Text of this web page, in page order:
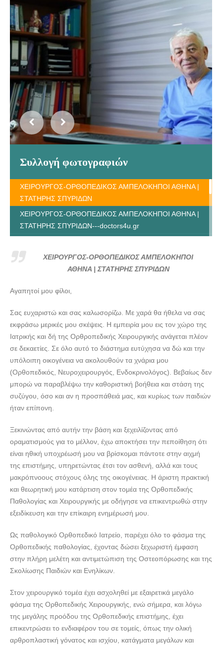
Συλλογή φωτογραφιών
ΧΕΙΡΟΥΡΓΟΣ-ΟΡΘΟΠΕΔΙΚΟΣ ΑΜΠΕΛΟΚΗΠΟΙ ΑΘΗΝΑ |
ΣΤΑΤΗΡΗΣ ΣΠΥΡΙΔΩΝ
ΧΕΙΡΟΥΡΓΟΣ-ΟΡΘΟΠΕΔΙΚΟΣ ΑΜΠΕΛΟΚΗΠΟΙ ΑΘΗΝΑ |
ΣΤΑΤΗΡΗΣ ΣΠΥΡΙΔΩΝ---doctors4u.gr
ΣΤΑΤΗΡΗΣ ΣΠΥΡΙΔΩΝ---doctors4u.gr
ΧΕΙΡΟΥΡΓΟΣ-ΟΡΘΟΠΕΔΙΚΟΣ ΑΜΠΕΛΟΚΗΠΟΙ ΑΘΗΝΑ |
ΧΕΙΡΟΥΡΓΟΣ-ΟΡΘΟΠΕΔΙΚΟΣ ΑΜΠΕΛΟΚΗΠΟΙ ΑΘΗΝΑ |
ΧΕΙΡΟΥΡΓΟΣ-ΟΡΘΟΠΕΔΙΚΟΣ ΑΜΠΕΛΟΚΗΠΟΙ ΑΘΗΝΑ |
ΣΤΑΤΗΡΗΣ ΣΠΥΡΙΔΩΝ---doctors4u.gr
ΧΕΙΡΟΥΡΓΟΣ-ΟΡΘΟΠΕΔΙΚΟΣ ΑΜΠΕΛΟΚΗΠΟΙ ΑΘΗΝΑ |
ΣΤΑΤΗΡΗΣ ΣΠΥΡΙΔΩΝ---doctors4u.gr
ΧΕΙΡΟΥΡΓΟΣ-ΟΡΘΟΠΕΔΙΚΟΣ ΑΜΠΕΛΟΚΗΠΟΙ ΑΘΗΝΑ |
ΣΤΑΤΗΡΗΣ ΣΠΥΡΙΔΩΝ---doctors4u.gr
ΧΕΙΡΟΥΡΓΟΣ-ΟΡΘΟΠΕΔΙΚΟΣ ΑΜΠΕΛΟΚΗΠΟΙ
ΑΘΗΝΑ | ΣΤΑΤΗΡΗΣ ΣΠΥΡΙΔΩΝ
Αγαπητοί μου φίλοι,
Σας ευχαριστώ και σας καλωσορίζω. Με χαρά θα ήθελα να σας
εκφράσω μερικές μου σκέψεις. Η εμπειρία μου εις τον χώρο της
Ιατρικής και δή της Ορθροπεδικής Χειρουργικής ανάγεται πλέον
σε δεκαετίες. Σε όλο αυτό το διάστημα ευτύχησα να δώ και την
υπόλοιπη οικογένεια να ακολουθούν τα χνάρια μου
(Ορθοπεδικός, Νευροχειρουργός, Ενδοκρινολόγος). Βεβαίως δεν
μπορώ να παραβλέψω την καθοριστική βοήθεια και στάση της
συζύγου, όσο και αν η προσπάθειά μας, και κυρίως των παιδιών
ήταν επίπονη.
Ξεκινώντας από αυτήν την βάση και ξεχειλίζοντας από
οραματισμούς για το μέλλον, έχω αποκτήσει την πεποίθηση ότι
είναι ηθική υποχρέωσή μου να βρίσκομαι πάντοτε στην αιχμή
της επιστήμης, υπηρετώντας έτσι τον ασθενή, αλλά και τους
μακρόπνοους στόχους όλης της οικογένειας. Η άριστη πρακτική
και θεωρητική μου κατάρτιση στον τομέα της Ορθοπεδικής
Παθολογίας και Χειρουργικής με οδήγησε να επικεντρωθώ στην
εξειδίκευση και την επίκαιρη ενημέρωσή μου.
Ως παθολογικό Ορθοπεδικό Ιατρείο, παρέχει όλο το φάσμα της
Ορθοπεδικής παθολογίας, έχοντας δώσει ξεχωριστή έμφαση
στην πλήρη μελέτη και αντιμετώπιση της Οστεοπόρωσης και της
Σκολίωσης Παιδιών και Ενηλίκων.
Στον χειρουργικό τομέα έχει ασχοληθεί με εξαιρετικά μεγάλο
φάσμα της Ορθοπεδικής Χειρουργικής, ενώ σήμερα, και λόγω
της μεγάλης προόδου της Ορθοπεδικής επιστήμης, έχει
επικεντρώσει το ενδιαφέρον του σε τομείς, όπως την ολική
αρθροπλαστική γόνατος και ισχίου, κατάγματα μεγάλων και